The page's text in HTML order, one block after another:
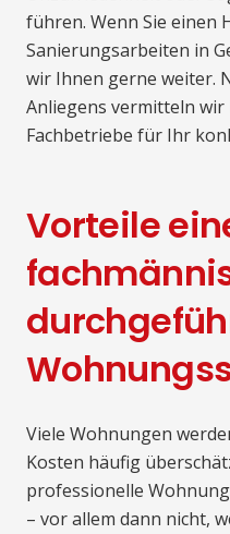
führen. Wenn Sie einen
Sanierungsarbeiten in
wir Ihnen gerne weiter.
Anliegens vermitteln wir
Fachbetriebe für Ihr
Vorteile
Viele Wohnungen
Kosten häufig
professionelle
– vor allem dann nicht,